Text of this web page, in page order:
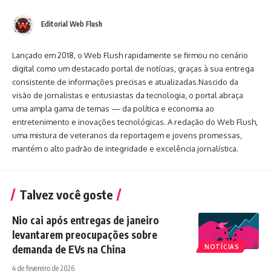
Editorial Web Flush
Lançado em 2018, o Web Flush rapidamente se firmou no cenário
digital como um destacado portal de notícias, graças à sua entrega
consistente de informações precisas e atualizadas.Nascido da
visão de jornalistas e entusiastas da tecnologia, o portal abraça
uma ampla gama de temas — da política e economia ao
entretenimento e inovações tecnológicas. A redação do Web Flush,
uma mistura de veteranos da reportagem e jovens promessas,
mantém o alto padrão de integridade e excelência jornalística.
Talvez você goste
NOTÍCIAS
Nio cai após entregas de janeiro
levantarem preocupações sobre
demanda de EVs na China
4 de fevereiro de 2026